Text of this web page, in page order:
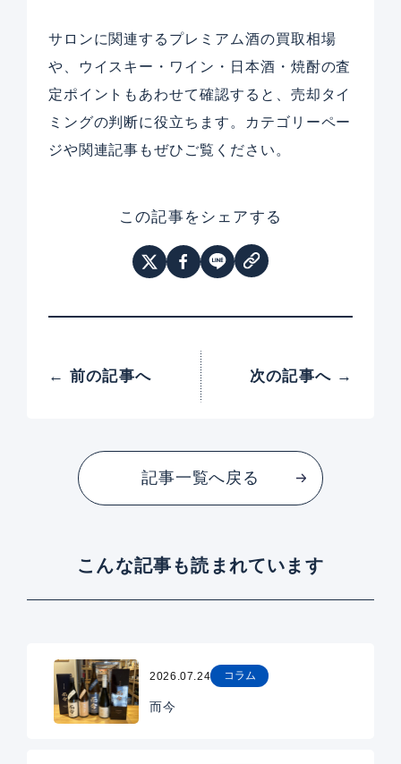
サロンに関連するプレミアム酒の買取相場
や、ウイスキー・ワイン・日本酒・焼酎の査
定ポイントもあわせて確認すると、売却タイ
ミングの判断に役立ちます。カテゴリーペー
ジや関連記事もぜひご覧ください。
この記事をシェアする
← 前の記事へ 次の記事へ →
記事一覧へ戻る
こんな記事も読まれています
2026.07.24 コラム
而今